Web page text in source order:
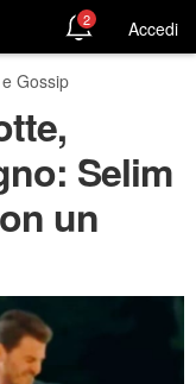
2 Accedi
Gossip
Selim
un